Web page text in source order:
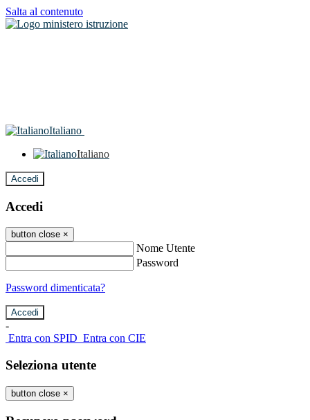
Salta al contenuto
Italiano
Italiano
Accedi
Accedi
button close ×
Nome Utente
Password
Password dimenticata?
-
Entra con SPID Entra con CIE
Seleziona utente
button close ×